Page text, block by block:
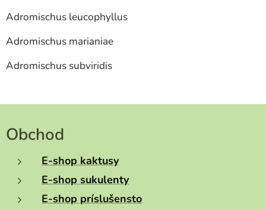
Adromischus leucophyllus
Adromischus marianiae
Adromischus subviridis
Obchod
E-shop kaktusy
E-shop sukulenty
E-shop príslušensto